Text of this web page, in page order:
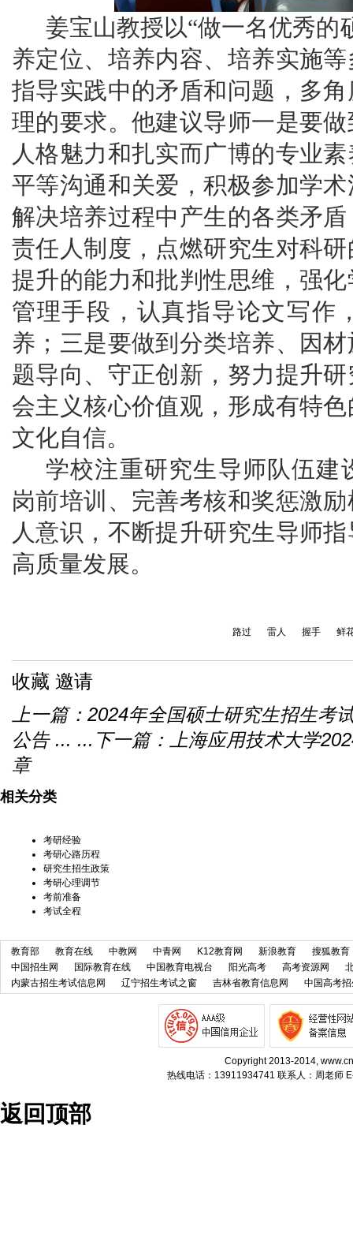
姜宝山教授以“做一名优秀的
养定位、培养内容、培养实施
指导实践中的矛盾和问题，多
理的要求。他建议导师一是要
人格魅力和扎实而广博的专业
平等沟通和关爱，积极参加学
解决培养过程中产生的各类矛
责任人制度，点燃研究生对科
提升的能力和批判性思维，强
管理手段，认真指导论文写作
养；三是要做到分类培养、因
题导向、守正创新，努力提升
会主义核心价值观，形成有特
文化自信。
学校注重研究生导师队伍建
岗前培训、完善考核和奖惩激
人意识，不断提升研究生导师
高质量发展。
路过 雷人 握手 鲜
收藏 邀请
上一篇： 2024年全国硕士研究生招生考
公告 ... ... 下一篇：
上海应用技术大学
章
相关分类
考研经验
考研心路历程
研究生招生政策
考研心理调节
考前准备
考试全程
教育部 教育在线 中教网 中青网 K12教育网 新浪教育
搜狐教育
中国招生网
国际教育在线 中国教育电视台 阳光高考 高考资源网
内蒙古招生考试信息网
辽宁招生考试之窗 吉林省教育信息网 中国高考
Copyright 2013-2014,
热线电话：13911934741 联系人：周老师
返回顶部